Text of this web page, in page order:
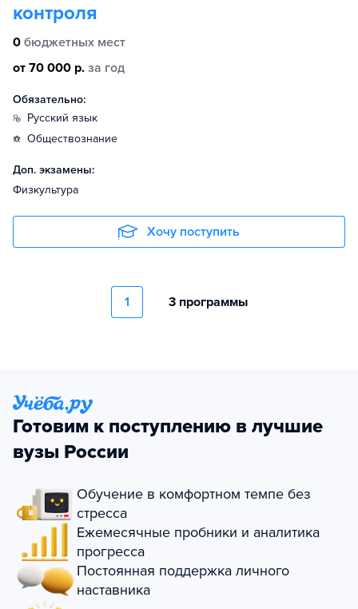
контроля
0 бюджетных мест
от 70 000 р. за год
Обязательно:
русский язык
обществознание
Доп. экзамены:
Физкультура
Хочу поступить
1 3 программы
Готовим к поступлению в лучшие
вузы России
Обучение в комфортном темпе без
стресса
Ежемесячные пробники и аналитика
прогресса
Постоянная поддержка личного
наставника